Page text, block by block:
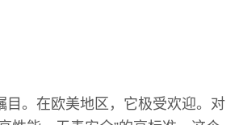
目。在欧美地区，它极受欢迎。对